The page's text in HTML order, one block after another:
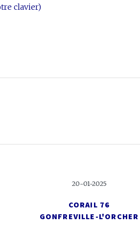
clavier)
20-01-2025
CORAIL 76
GONFREVILLE-L'ORCHER